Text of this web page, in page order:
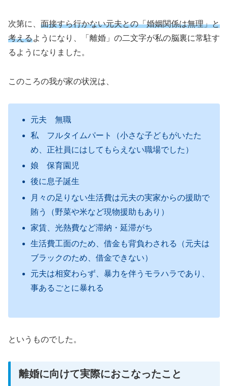
次第に、 面接すら行かない元夫との「婚姻関係は無理」と
考えるようになり、「離婚」の二文字が私の脳裏に常駐す
るようになりました。
このころの我が家の状況は、
元夫 無職
私 フルタイムパート（小さな子どもがいたた
め、正社員にはしてもらえない職場でした）
娘 保育園児
後に息子誕生
月々の足りない生活費は元夫の実家からの援助で
賄う（野菜や米など現物援助もあり）
家賃、光熱費など滞納・延滞がち
生活費工面のため、借金も背負わされる（元夫は
ブラックのため、借金できない）
元夫は相変わらず、暴力を伴うモラハラであり、
事あるごとに暴れる
というものでした。
離婚に向けて実際におこなったこと